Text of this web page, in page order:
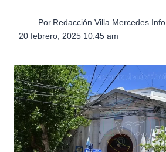
Por Redacción Villa Mercedes Info
20 febrero, 2025 10:45 am